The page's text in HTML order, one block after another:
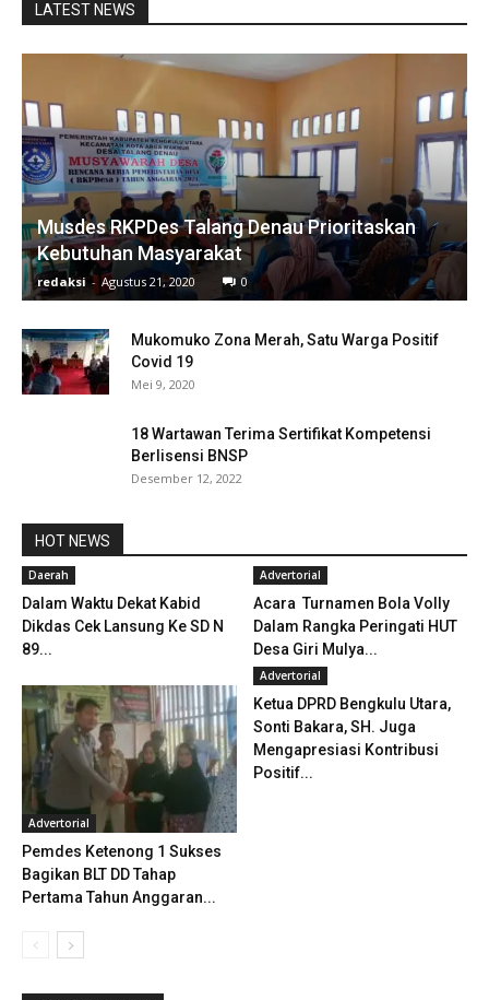
LATEST NEWS
Musdes RKPDes Talang Denau Prioritaskan
Kebutuhan Masyarakat
redaksi - Agustus 21, 2020 0
Mukomuko Zona Merah, Satu Warga Positif
Covid 19
Mei 9, 2020
18 Wartawan Terima Sertifikat Kompetensi
Berlisensi BNSP
Desember 12, 2022
HOT NEWS
Daerah
Dalam Waktu Dekat Kabid
Dikdas Cek Lansung Ke SD N
89...
Advertorial
Acara Turnamen Bola Volly
Dalam Rangka Peringati HUT
Desa Giri Mulya...
Advertorial
Pemdes Ketenong 1 Sukses
Bagikan BLT DD Tahap
Pertama Tahun Anggaran...
Advertorial
Ketua DPRD Bengkulu Utara,
Sonti Bakara, SH. Juga
Mengapresiasi Kontribusi
Positif...